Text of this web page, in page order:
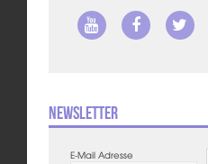
Newsletter
E-Mail Adresse